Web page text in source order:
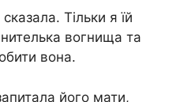
Тільки я їй
вогнища та
вона.
його мати,